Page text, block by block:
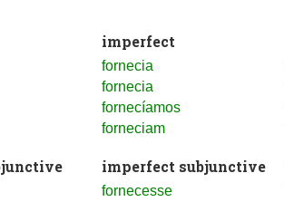
imperfect
fornecia
fornecia
fornecíamos
forneciam
imperfect subjunctive
fornecesse